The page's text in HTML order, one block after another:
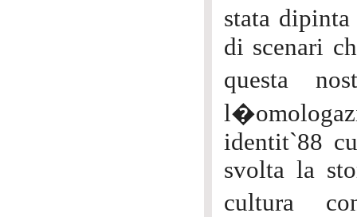
stata
di scenari
questa
identit`88
svolta la
cultura